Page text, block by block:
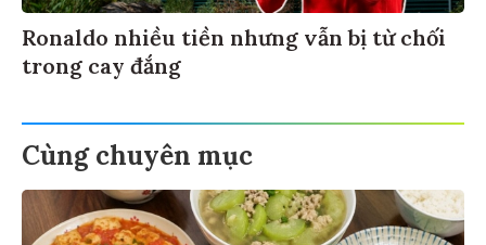
Ronaldo nhiều tiền nhưng vẫn bị từ chối
trong cay đắng
Cùng chuyên mục